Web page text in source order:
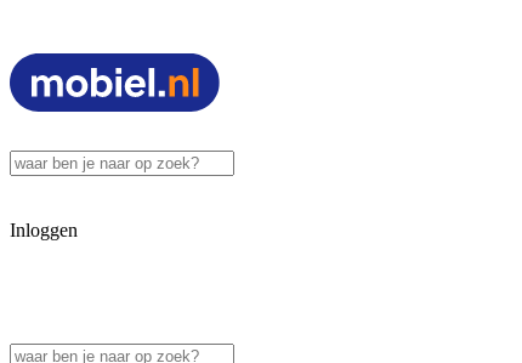
Inloggen